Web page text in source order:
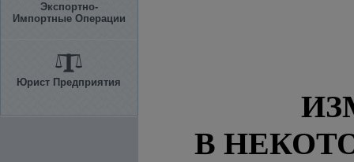
Экспортно-
Импортные Операции
Юрист Предприятия
В